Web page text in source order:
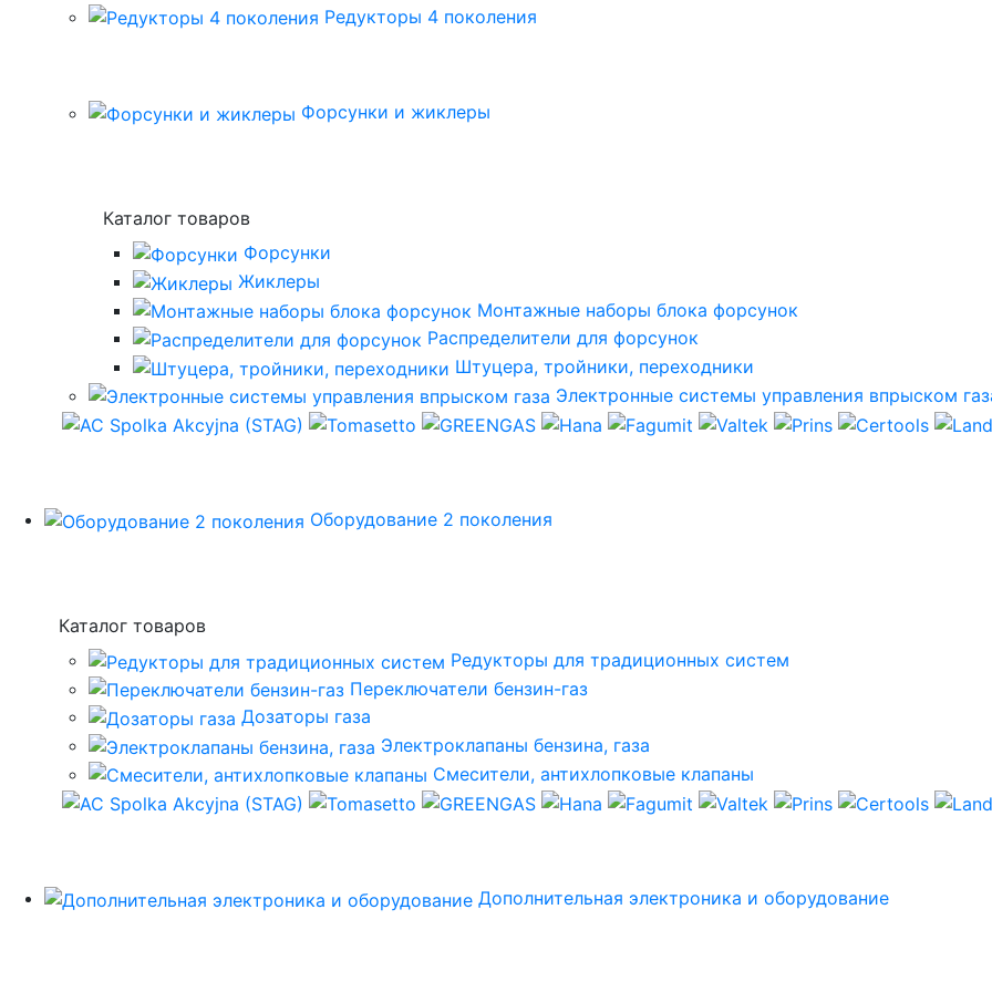
Редукторы 4 поколения
Форсунки и жиклеры
Каталог товаров
Форсунки
Жиклеры
Монтажные наборы блока форсунок
Распределители для форсунок
Штуцера, тройники, переходники
Электронные системы управления впрыском
Оборудование 2 поколения
Каталог товаров
Редукторы для традиционных систем
Переключатели бензин-газ
Дозаторы газа
Электроклапаны бензина, газа
Смесители, антихлопковые клапаны
Дополнительная электроника и оборудование